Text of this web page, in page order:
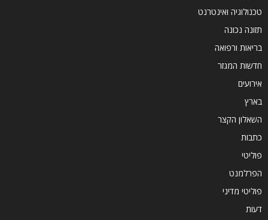
טכנולוגיה ואינטרנט
תזונה נכונה
בריאות ורפואה
חדשות המגזר
אירועים
בארץ
השאלון הקצר
כתבות
פוליטי
הפרלמנט
פוליטי מדיני
דעות